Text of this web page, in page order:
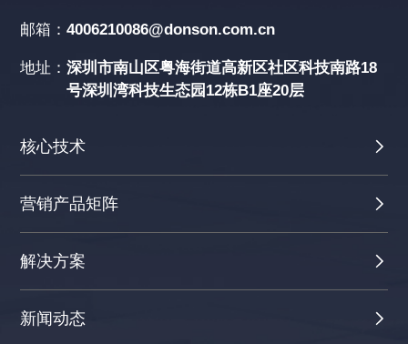
邮箱：4006210086@donson.com.cn
地址：深圳市南山区粤海街道高新区社区科技南路18
号深圳湾科技生态园12栋B1座20层
核心技术
营销产品矩阵
解决方案
新闻动态